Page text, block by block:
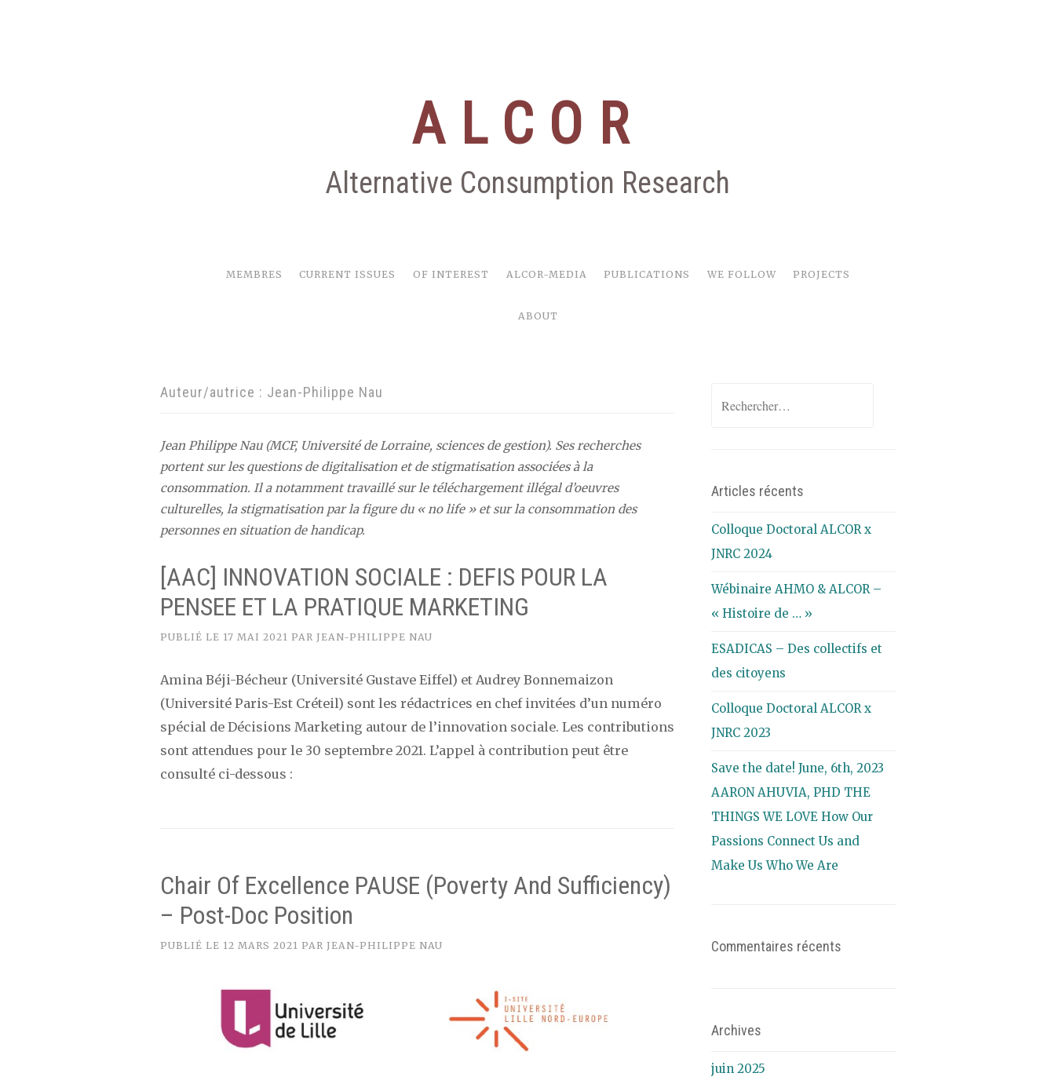
ALCOR
Alternative Consumption Research
MEMBRES CURRENT ISSUES OF INTEREST ALCOR-MEDIA PUBLICATIONS WE FOLLOW PROJECTS
ABOUT
Auteur/autrice : Jean-Philippe Nau
Jean Philippe Nau (MCF, Université de Lorraine, sciences de gestion). Ses recherches
portent sur les questions de digitalisation et de stigmatisation associées à la
consommation. Il a notamment travaillé sur le téléchargement illégal d’oeuvres
culturelles, la stigmatisation par la figure du « no life » et sur la consommation des
personnes en situation de handicap.
[AAC] INNOVATION SOCIALE : DEFIS POUR LA
PENSEE ET LA PRATIQUE MARKETING
PUBLIÉ LE 17 MAI 2021 PAR JEAN-PHILIPPE NAU
Amina Béji-Bécheur (Université Gustave Eiffel) et Audrey Bonnemaizon
(Université Paris-Est Créteil) sont les rédactrices en chef invitées d’un numéro
spécial de Décisions Marketing autour de l’innovation sociale. Les contributions
sont attendues pour le 30 septembre 2021. L’appel à contribution peut être
consulté ci-dessous :
Chair Of Excellence PAUSE (Poverty And Sufficiency)
– Post-Doc Position
PUBLIÉ LE 12 MARS 2021 PAR JEAN-PHILIPPE NAU
Articles récents
Colloque Doctoral ALCOR x
JNRC 2024
Wébinaire AHMO & ALCOR –
« Histoire de … »
ESADICAS – Des collectifs et
des citoyens
Colloque Doctoral ALCOR x
JNRC 2023
Save the date! June, 6th, 2023
AARON AHUVIA, PHD THE
THINGS WE LOVE How Our
Passions Connect Us and
Make Us Who We Are
Commentaires récents
Archives
juin 2025